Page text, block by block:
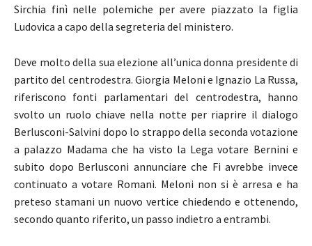
Sirchia finì nelle polemiche per avere piazzato la figlia
Ludovica a capo della segreteria del ministero.
Deve molto della sua elezione all’unica donna presidente di
partito del centrodestra. Giorgia Meloni e Ignazio La Russa,
riferiscono fonti parlamentari del centrodestra, hanno
svolto un ruolo chiave nella notte per riaprire il dialogo
Berlusconi-Salvini dopo lo strappo della seconda votazione
a palazzo Madama che ha visto la Lega votare Bernini e
subito dopo Berlusconi annunciare che Fi avrebbe invece
continuato a votare Romani. Meloni non si è arresa e ha
preteso stamani un nuovo vertice chiedendo e ottenendo,
secondo quanto riferito, un passo indietro a entrambi.